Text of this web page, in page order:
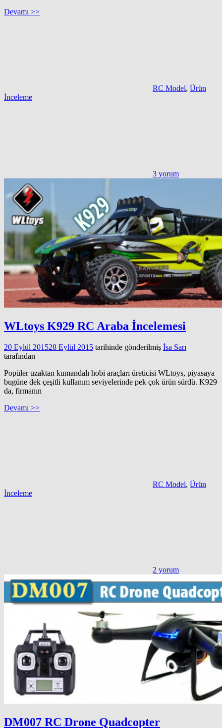
Devamı >>
RC Model, Ürün
İnceleme
3 yorum
WLtoys K929 RC Araba İncelemesi
20 Eylül 201528 Eylül 2015 tarihinde gönderilmiş İsa Sarı
tarafından
Popüler uzaktan kumandalı hobi araçları üreticisi WLtoys, piyasaya
bugüne dek çeşitli kullanım seviyelerinde pek çok ürün sürdü. K929
da, firmanın
Devamı >>
RC Model, Ürün
İnceleme
2 yorum
DM007 RC Drone Quadcopter